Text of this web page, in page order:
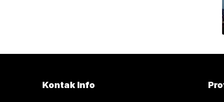
Kontak Info